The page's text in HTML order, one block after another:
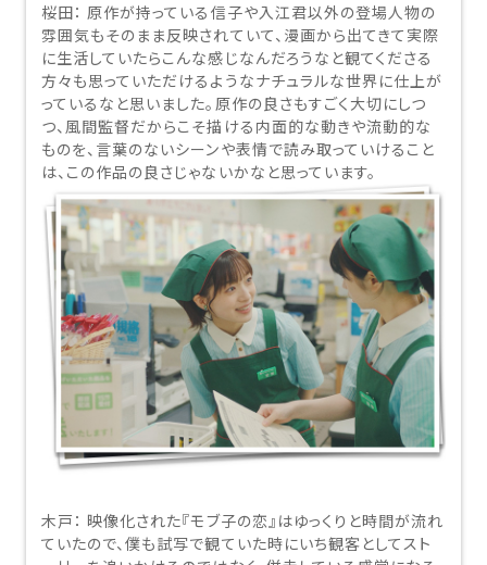
桜田： 原作が持っている信子や入江君以外の登場人物の
雰囲気もそのまま反映されていて、漫画から出てきて実際
に生活していたらこんな感じなんだろうなと観てくださる
方々も思っていただけるようなナチュラルな世界に仕上が
っているなと思いました。原作の良さもすごく大切にしつ
つ、風間監督だからこそ描ける内面的な動きや流動的な
ものを、言葉のないシーンや表情で読み取っていけること
は、この作品の良さじゃないかなと思っています。
木戸： 映像化された『モブ子の恋』はゆっくりと時間が流れ
ていたので、僕も試写で観ていた時にいち観客としてスト